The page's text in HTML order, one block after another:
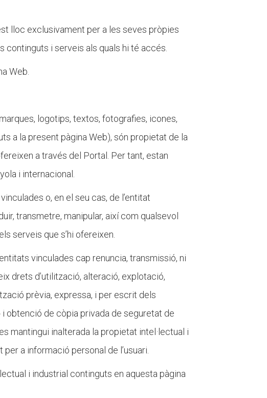
lloc exclusivament per a les seves pròpies
i serveis als quals hi té accés.
Web.
logotips, textos, fotografies, icones,
a la present pàgina Web), són propietat de la
a través del Portal. Per tant, estan
i internacional.
o, en el seu cas, de l’entitat
transmetre, manipular, així com qualsevol
serveis que s’hi ofereixen.
vinculades cap renuncia, transmissió, ni
drets d’utilització, alteració, explotació,
prèvia, expressa, i per escrit dels
obtenció de còpia privada de seguretat de
mantingui inalterada la propietat intel·lectual i
a informació personal de l’usuari.
i industrial continguts en aquesta pàgina